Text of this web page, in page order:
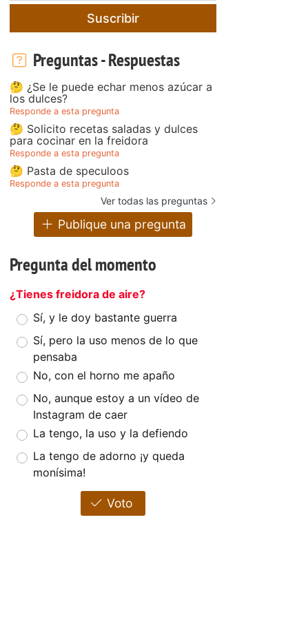
Suscribir
Preguntas - Respuestas
🤔 ¿Se le puede echar menos azúcar a
los dulces?
Responde a esta pregunta
🤔 Solicito recetas saladas y dulces
para cocinar en la freidora
Responde a esta pregunta
🤔 Pasta de speculoos
Responde a esta pregunta
Ver todas las preguntas
Publique una pregunta
Pregunta del momento
¿Tienes freidora de aire?
Sí, y le doy bastante guerra
Sí, pero la uso menos de lo que
pensaba
No, con el horno me apaño
No, aunque estoy a un vídeo de
Instagram de caer
La tengo, la uso y la defiendo
La tengo de adorno ¡y queda
monísima!
Voto